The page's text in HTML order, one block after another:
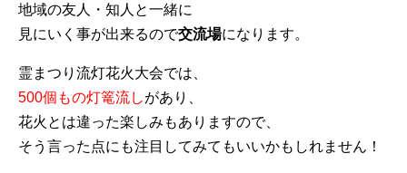
地域の友人・知人と一緒に
見にいく事が出来るので交流場になります。
霊まつり流灯花火大会では、
500個もの灯篭流しがあり、
花火とは違った楽しみもありますので、
そう言った点にも注目してみてもいいかもしれません！